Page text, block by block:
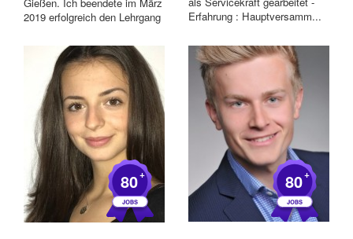
Gießen. Ich beendete im März
2019 erfolgreich den Lehrgang
Erfahrung : Hauptversamm...
80+ 80+